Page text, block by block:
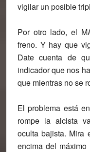
vigilar un posible
Por otro lado, el
freno. Y hay que
Date cuenta de
indicador que nos
que mientras no se
El problema está
rompe la alcista
oculta bajista. Mira
encima del